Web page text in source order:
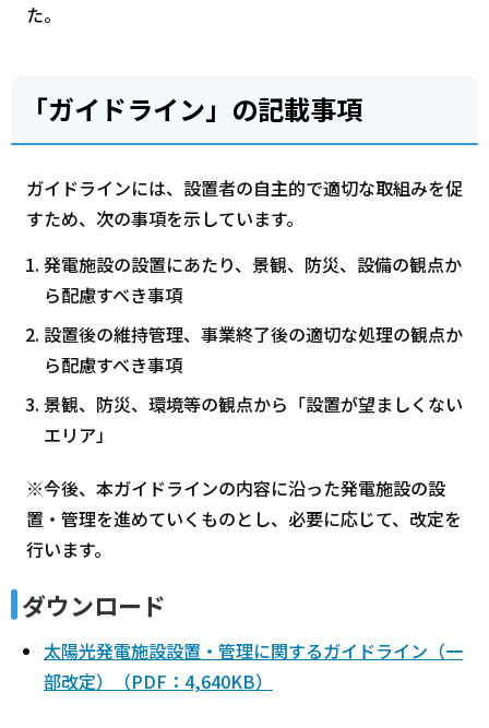
た。
「ガイドライン」の記載事項
ガイドラインには、設置者の自主的で適切な取組みを促
すため、次の事項を示しています。
発電施設の設置にあたり、景観、防災、設備の観点か
ら配慮すべき事項
設置後の維持管理、事業終了後の適切な処理の観点か
ら配慮すべき事項
景観、防災、環境等の観点から「設置が望ましくない
エリア」
※今後、本ガイドラインの内容に沿った発電施設の設
置・管理を進めていくものとし、必要に応じて、改定を
行います。
ダウンロード
太陽光発電施設設置・管理に関するガイドライン（一
部改定）（PDF：4,640KB）